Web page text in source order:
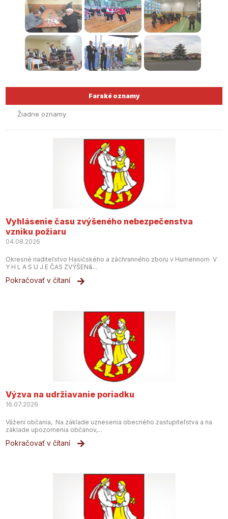
Farské oznamy
Žiadne oznamy
Vyhlásenie času zvýšeného nebezpečenstva
vzniku požiaru
04.08.2026
Okresné riaditeľstvo Hasičského a záchranného zboru v Humennom V
Y H L A S U J E ČAS ZVÝŠEN&...
Pokračovať v čítaní
Výzva na udržiavanie poriadku
16.07.2026
Vážení občania, Na základe uznesenia obecného zastupiteľstva a na
základe upozornenia občanov,...
Pokračovať v čítaní